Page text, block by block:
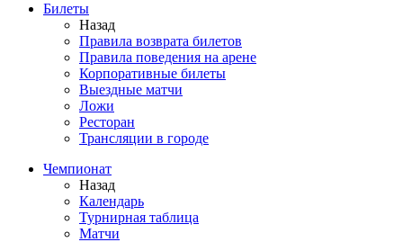
Билеты
Назад
Правила возврата билетов
Правила поведения на арене
Корпоративные билеты
Выездные матчи
Ложи
Ресторан
Трансляции в городе
Чемпионат
Назад
Календарь
Турнирная таблица
Матчи